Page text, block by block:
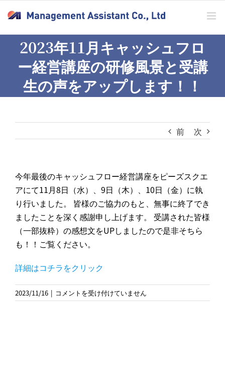
content
2023年11月キャッシュフロ
ー経営講座の研修風景と受講
生の声をアップします！！
前 次
今年最後のキャッシュフロー経営講座をピーズスクエ
アにて11月8日（水）、9日（木）、10日（金）に執
り行いました。 皆様のご協力のもと、無事に終了でき
ましたことを深く感謝申し上げます。 受講された皆様
（一部抜粋）の感想文をUPしましたので是非そちら
も！！ご覧ください。
詳細はコチラをクリック
2023/11/16 | 2023
年
コメントを受け付けていません